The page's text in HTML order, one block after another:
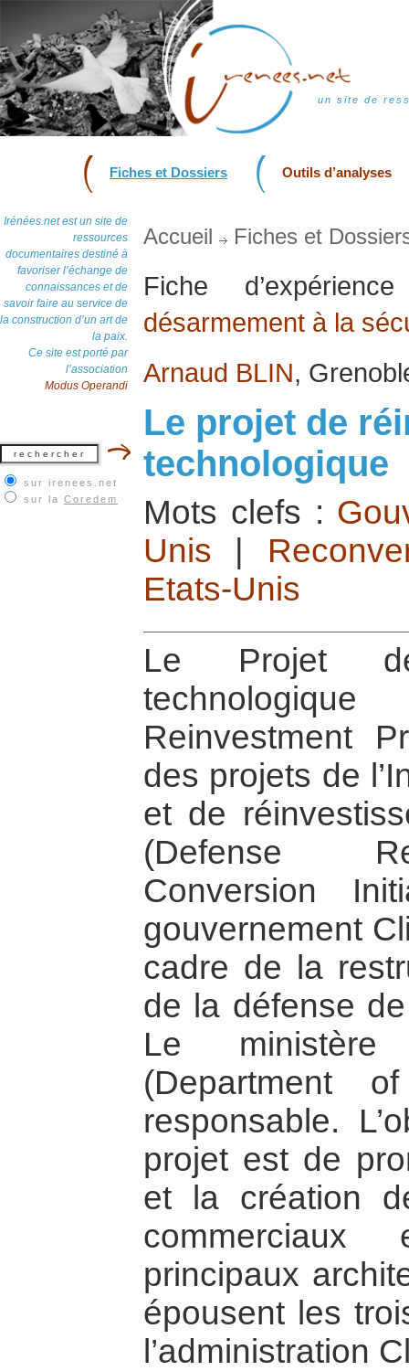
un site de
Fiches et Dossiers Outils d’analyses
Irénées.net est un site de
ressources
documentaires destiné à
favoriser l’échange de
connaissances et de
savoir faire au service de
la construction d’un art de
la paix.
Ce site est porté par
l’association
Modus Operandi
sur irenees.net
sur la Coredem
Accueil Fiches et
Fiche
désarmement à la
Arnaud BLIN,
Le projet de
technologique
Mots clefs :
Unis
Etats-Unis
Le Projet de
Reinvestment
des projets de
et de
(Defense
Conversion
gouvernement
cadre de la
de la défense
Le
(Department
responsable.
projet est de
et la création
principaux
épousent les
l’administration